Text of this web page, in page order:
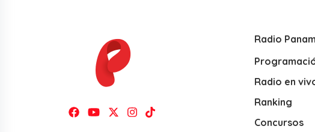
Radio
Radio en
Ranking
Concursos